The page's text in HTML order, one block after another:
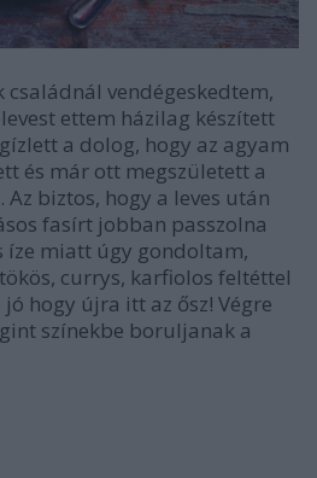
vendégeskedtem,
ettem házilag készített
a dolog, hogy az agyam
és már ott megszületett a
biztos, hogy a leves után
fasírt jobban passzolna
íze miatt úgy gondoltam,
currys, karfiolos feltéttel
hogy újra itt az ősz! Végre
színekbe boruljanak a